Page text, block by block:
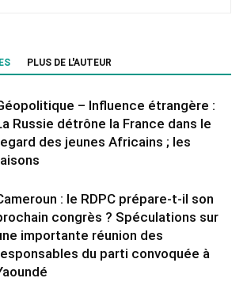
PLUS DE L'AUTEUR
– Influence étrangère :
Russie détrône la France dans le
des jeunes Africains ; les
: le RDPC prépare-t-il son
congrès ? Spéculations sur
importante réunion des
du parti convoquée à